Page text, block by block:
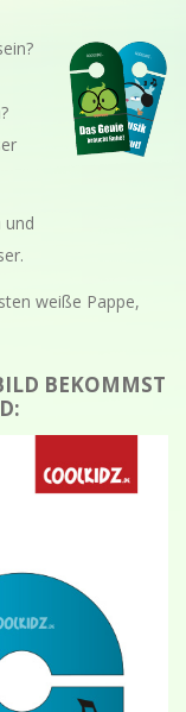
und
weiße Pappe,
BEKOMMST